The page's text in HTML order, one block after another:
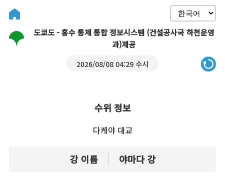
도쿄도 - 홍수 통제 통합 정보시스템 (건설공사국 하천운영
과)제공
2026/08/08 04:29 수시
수위 정보
다케야 대교
강 이름 야마다 강